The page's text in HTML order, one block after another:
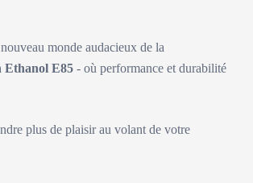
monde audacieux de la
Ethanol E85 - où performance et durabilité
plus de plaisir au volant de votre